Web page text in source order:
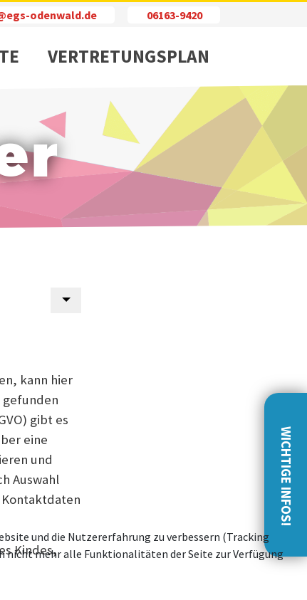
WICHTIGE INFOS!
odenwald.de 06163-9420
VERTRETUNGSPLAN
kann hier
gefunden
gibt es
eine
und
Auswahl
Kindes,
und die Nutzererfahrung zu verbessern (Tracking
nicht mehr alle Funktionalitäten der Seite zur Verfügung